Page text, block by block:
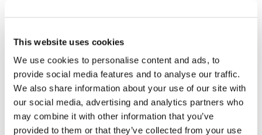
This website uses cookies
We use cookies to personalise content and ads, to
provide social media features and to analyse our traffic.
We also share information about your use of our site with
our social media, advertising and analytics partners who
may combine it with other information that you’ve
provided to them or that they’ve collected from your use
Now we are talking! In fase 3 werken organisaties met
en kanalen. Het platform stelt hen in staat om 100%
klantbereik te verkrijgen, doordat zij scenario’s
toepassen op alle uitgaande communicatie. Bouncet een
e-mail bijvoorbeeld? Dan wordt er automatisch een brief
of een sms’je gestuurd. Daarnaast sturen organisaties